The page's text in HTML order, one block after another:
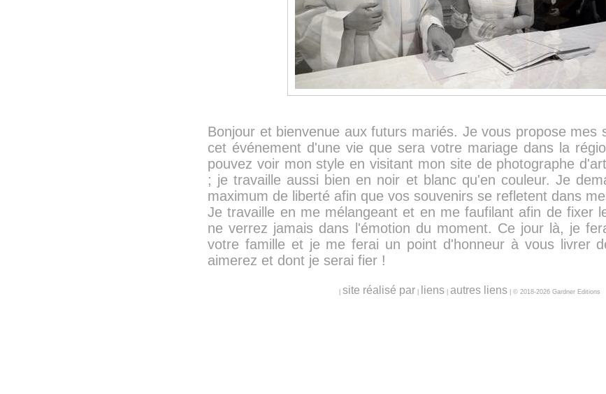
Bonjour et bienvenue aux futurs mariés. Je vous propose mes
cet événement d'une vie que sera votre mariage dans la
pouvez voir mon style en visitant mon site de photographe
; je travaille aussi bien en noir et blanc qu'en couleur. Je
maximum de liberté afin que vos souvenirs se refletent dans
Je travaille en me mélangeant et en me faufilant afin de fixer
ne verrez jamais dans l'émotion du moment. Ce jour là, je
votre famille et je me ferai un point d'honneur à vous livrer
aimerez et dont je serai fier !
site réalisé par liens autres liens | © 2018-2026 Gardner Editions